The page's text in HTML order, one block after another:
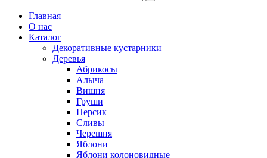
Главная
О нас
Каталог
Декоративные кустарники
Деревья
Абрикосы
Алыча
Вишня
Груши
Персик
Сливы
Черешня
Яблони
Яблони колоновидные